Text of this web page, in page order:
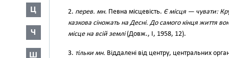
Ц
Ч
Ш
2. перев. мн. Певна місцевість. Є місця — чувати:
казкова сіножать на Десні. До самого кінця життя
місце на всій землі(Довж., І, 1958, 12).
3. тільки мн. Віддалені від центру, центральних